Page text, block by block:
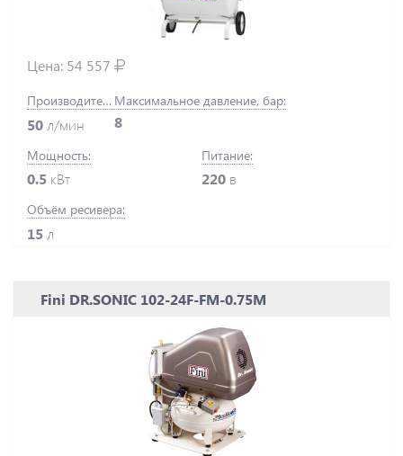
Цена: 54 557
Производительность:
50 л/мин
Максимальное давление, бар:
8
Мощность:
0.5 кВт
Питание:
220 в
Объём ресивера:
15 л
Fini DR.SONIC 102-24F-FM-0.75M